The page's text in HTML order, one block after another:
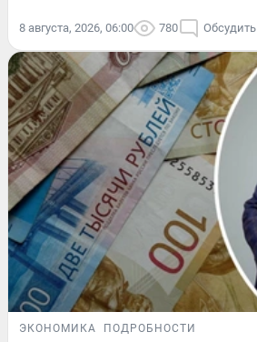
8 августа, 2026, 06:00 780 Обсудить
ЭКОНОМИКА ПОДРОБНОСТИ